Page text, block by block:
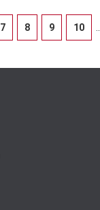
7 8 9 10